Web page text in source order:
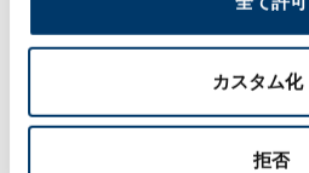
カスタム化
拒否